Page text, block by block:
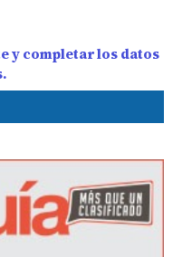
y completar los datos